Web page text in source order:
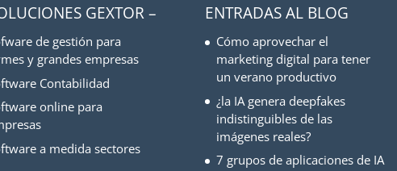
GEXTOR –
de gestión para
y grandes empresas
Contabilidad
online para
a medida sectores
ENTRADAS AL BLOG
Cómo aprovechar el
marketing digital para tener
un verano productivo
¿la IA genera deepfakes
indistinguibles de las
imágenes reales?
7 grupos de aplicaciones de IA